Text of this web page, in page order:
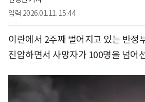
입력 2026.01.11. 15:44
이란에서 2주째 벌어지고 있는 반정
진압하면서 사망자가 100명을 넘어